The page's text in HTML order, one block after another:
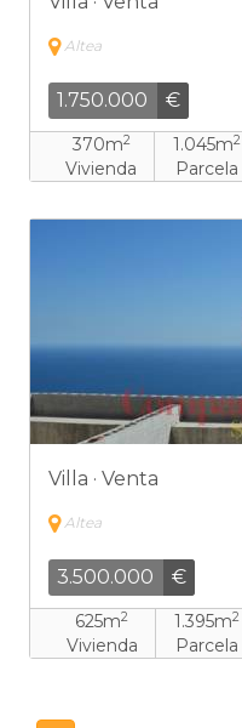
Altea
1.750.000 €
370m2
Vivienda
1.045m2
Parcela
Villa · Venta
Altea
3.500.000 €
625m2
Vivienda
1.395m2
Parcela